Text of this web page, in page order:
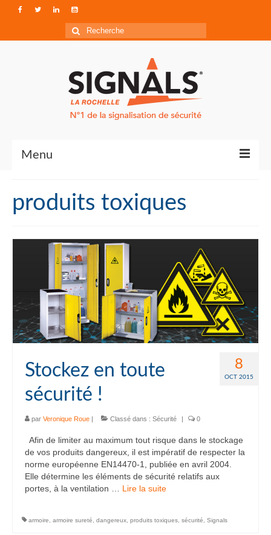
Rechercher
:
Menu
Qui sommes-nous ?
Accéder à Signals
produits toxiques
8
OCT 2015
Stockez en toute
sécurité !
par Veronique Roue | Classé dans : Sécurité | 0
Afin de limiter au maximum tout risque dans le stockage
de vos produits dangereux, il est impératif de respecter la
norme européenne EN14470-1, publiée en avril 2004.
Elle détermine les éléments de sécurité relatifs aux
portes, à la ventilation … Lire la suite­­
armoire armoire sureté dangereux produits toxiques sécurité Signals